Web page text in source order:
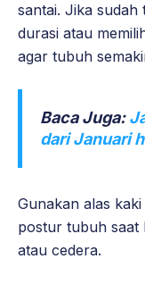
santai. Jika sudah
durasi atau
agar tubuh
Baca Juga:
dari Januari
Gunakan alas
postur tubuh saat
atau cedera.